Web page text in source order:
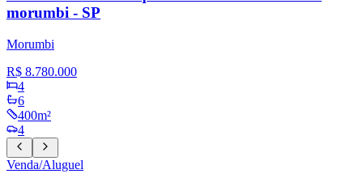
morumbi - SP
Morumbi
R$ 8.780.000
4
6
400m²
4
Venda/Aluguel